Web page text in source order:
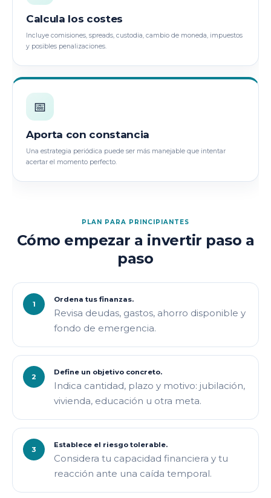
Calcula los costes
Incluye comisiones, spreads, custodia, cambio de moneda, impuestos
y posibles penalizaciones.
📅
Aporta con constancia
Una estrategia periódica puede ser más manejable que intentar
acertar el momento perfecto.
PLAN PARA PRINCIPIANTES
Cómo empezar a invertir paso a
paso
Ordena tus finanzas.
Revisa deudas, gastos, ahorro disponible y
fondo de emergencia.
Define un objetivo concreto.
Indica cantidad, plazo y motivo: jubilación,
vivienda, educación u otra meta.
Establece el riesgo tolerable.
Considera tu capacidad financiera y tu
reacción ante una caída temporal.